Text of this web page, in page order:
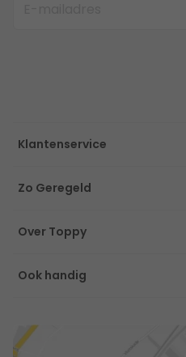
Klantenservice
Zo Geregeld
Over Toppy
Ook handig